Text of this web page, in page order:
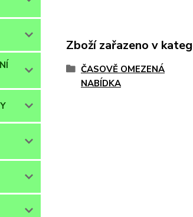
Zboží zařazeno v
ČASOVĚ OMEZENÁ
NABÍDKA